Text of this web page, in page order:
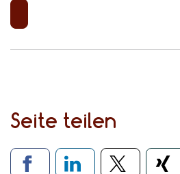
Seite teilen
Verlinkung zu